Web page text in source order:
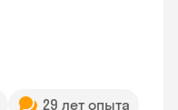
29 лет опыта